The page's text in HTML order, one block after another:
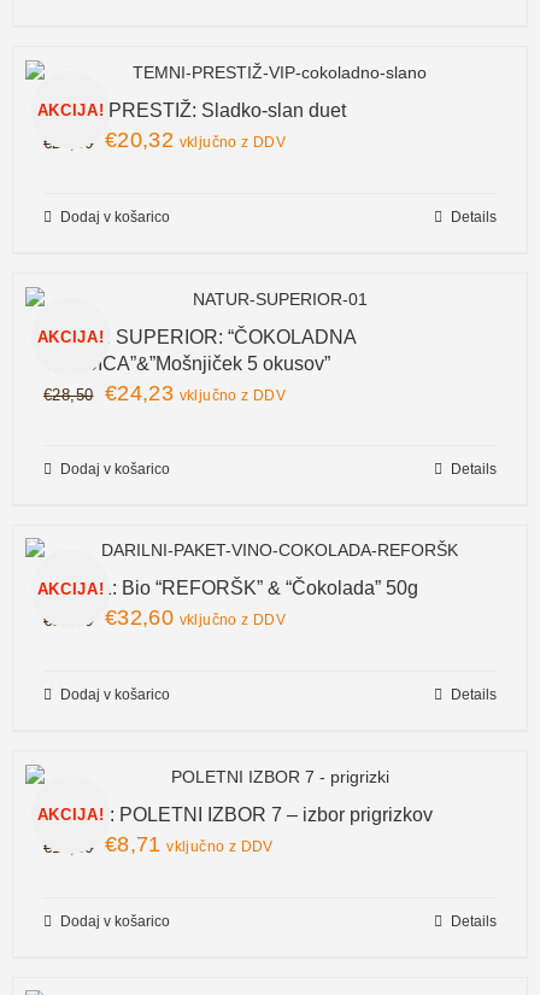
AKCIJA!
TEMNI PRESTIŽ: Sladko-slan duet
€23,90 €20,32 vključno z DDV
Dodaj v košarico Details
AKCIJA!
NATUR SUPERIOR: “ČOKOLADNA
TORBICA”&”Mošnjiček 5 okusov”
€28,50 €24,23 vključno z DDV
Dodaj v košarico Details
AKCIJA!
V&Č-01: Bio “REFORŠK” & “Čokolada” 50g
€38,30 €32,60 vključno z DDV
Dodaj v košarico Details
AKCIJA!
Paket-7: POLETNI IZBOR 7 – izbor prigrizkov
€ 10,50 €8,71 vključno z DDV
Dodaj v košarico Details